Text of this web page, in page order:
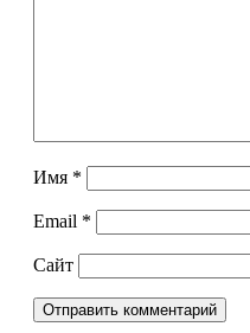
Имя *
Email *
Сайт